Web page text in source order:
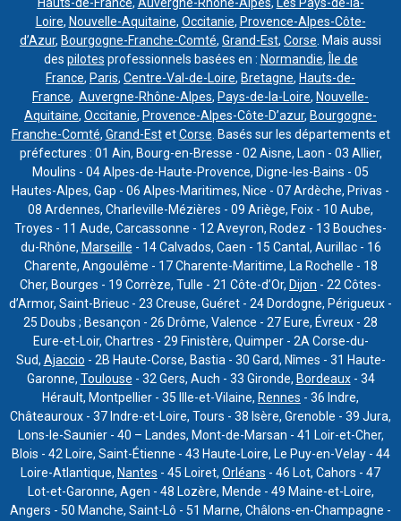
Loire, Nouvelle-Aquitaine, Occitanie, Provence-Alpes-Côte-
d’Azur, Bourgogne-Franche-Comté, Grand-Est, Corse . Mais aussi
des pilotes professionnels basées en : Normandie,
Île de
France, Paris, Centre-Val-de-Loire, Bretagne, Hauts-de-
France, Auvergne-Rhône-Alpes, Pays-de-la-Loire, Nouvelle-
Aquitaine, Occitanie, Provence-Alpes-Côte-D’azur, Bourgogne-
Franche-Comté, Grand-EstetCorse . Basés sur les départements et
préfectures : 01 Ain, Bourg-en-Bresse - 02 Aisne, Laon - 03 Allier,
Moulins - 04 Alpes-de-Haute-Provence, Digne-les-Bains - 05
Hautes-Alpes, Gap - 06 Alpes-Maritimes, Nice - 07 Ardèche, Privas -
08 Ardennes, Charleville-Mézières - 09 Ariège, Foix - 10 Aube,
Troyes - 11 Aude, Carcassonne - 12 Aveyron, Rodez - 13 Bouches-
du-Rhône, Marseille - 14 Calvados, Caen - 15 Cantal, Aurillac - 16
Charente, Angoulême - 17 Charente-Maritime, La Rochelle - 18
Cher, Bourges - 19 Corrèze, Tulle - 21 Côte-d’Or, Dijon - 22 Côtes-
d’Armor, Saint-Brieuc - 23 Creuse, Guéret - 24 Dordogne, Périgueux -
25 Doubs ; Besançon - 26 Drôme, Valence - 27 Eure, Évreux - 28
Eure-et-Loir, Chartres - 29 Finistère, Quimper - 2A Corse-du-
Sud, Ajaccio - 2B Haute-Corse, Bastia - 30 Gard, Nîmes - 31 Haute-
Garonne, Toulouse - 32 Gers, Auch - 33 Gironde, Bordeaux- 34
Hérault, Montpellier - 35 Ille-et-Vilaine, Rennes - 36 Indre,
Châteauroux - 37 Indre-et-Loire, Tours - 38 Isère, Grenoble - 39 Jura,
Lons-le-Saunier - 40 – Landes, Mont-de-Marsan - 41 Loir-et-Cher,
Blois - 42 Loire, Saint-Étienne - 43 Haute-Loire, Le Puy-en-Velay - 44
Loire-Atlantique, Nantes - 45 Loiret, Orléans - 46 Lot, Cahors - 47
Lot-et-Garonne, Agen - 48 Lozère, Mende - 49 Maine-et-Loire,
Angers - 50 Manche, Saint-Lô - 51 Marne, Châlons-en-Champagne -